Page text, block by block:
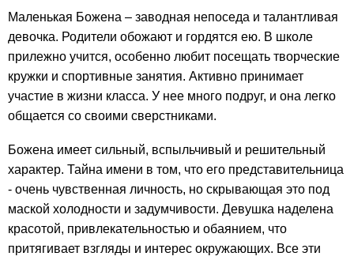
Маленькая Божена – заводная непоседа и талантливая
девочка. Родители обожают и гордятся ею. В школе
прилежно учится, особенно любит посещать творческие
кружки и спортивные занятия. Активно принимает
участие в жизни класса. У нее много подруг, и она легко
общается со своими сверстниками.
Божена имеет сильный, вспыльчивый и решительный
характер. Тайна имени в том, что его представительница
- очень чувственная личность, но скрывающая это под
маской холодности и задумчивости. Девушка наделена
красотой, привлекательностью и обаянием, что
притягивает взгляды и интерес окружающих. Все эти